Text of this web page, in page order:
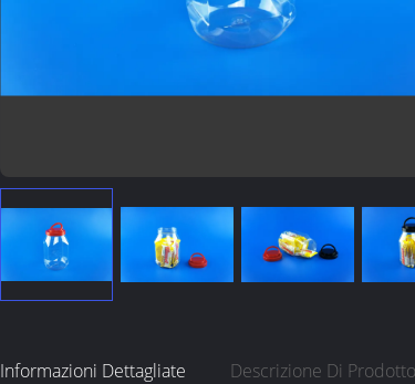
Informazioni Dettagliate Descrizione Di Prodotto